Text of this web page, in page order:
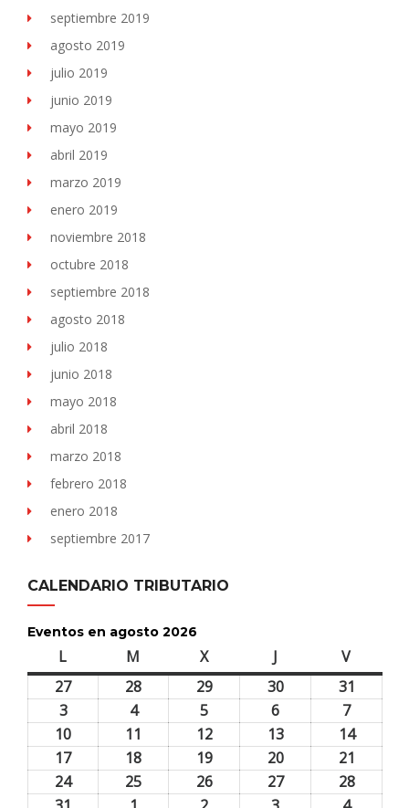
septiembre 2019
agosto 2019
julio 2019
junio 2019
mayo 2019
abril 2019
marzo 2019
enero 2019
noviembre 2018
octubre 2018
septiembre 2018
agosto 2018
julio 2018
junio 2018
mayo 2018
abril 2018
marzo 2018
febrero 2018
enero 2018
septiembre 2017
CALENDARIO TRIBUTARIO
Eventos en agosto 2026
L M Xmiércoles J Vviernes
2727
28 2929
2026
3030
2026
31
2026
33
agosto,
2026
44
agosto,
2026
5
agosto,
2026
6
agosto,
2026
77
agosto,
2026
10
agosto,
2026
11 1212
agosto,
2026
1313
agosto,
2026
1414
2026
1717
agosto,
18 1919
agosto,
2020
agosto,
21
agosto,
2424
25 2626
2727
2828